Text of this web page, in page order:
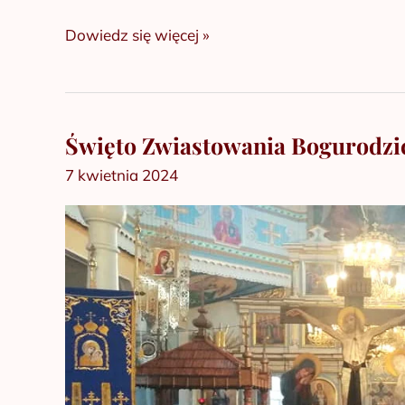
Dowiedz się więcej »
Święto Zwiastowania
7 kwietnia 2024
Święto
Zwiastowania
Bogurodzicy